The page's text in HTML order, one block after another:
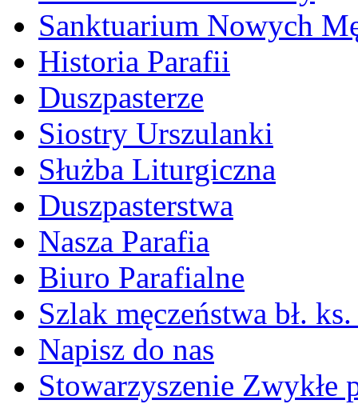
Sanktuarium Nowych
Historia Parafii
Duszpasterze
Siostry Urszulanki
Służba Liturgiczna
Duszpasterstwa
Nasza Parafia
Biuro Parafialne
Szlak męczeństwa bł.
Napisz do nas
Stowarzyszenie Zwykłe